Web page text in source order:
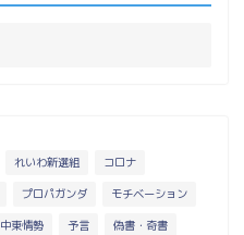
れいわ新選組 コロナ
プロパガンダ モチベーション
中東情勢 予言 偽書・奇書